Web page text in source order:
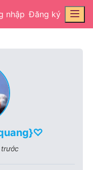
nhập Đăng ký
trước